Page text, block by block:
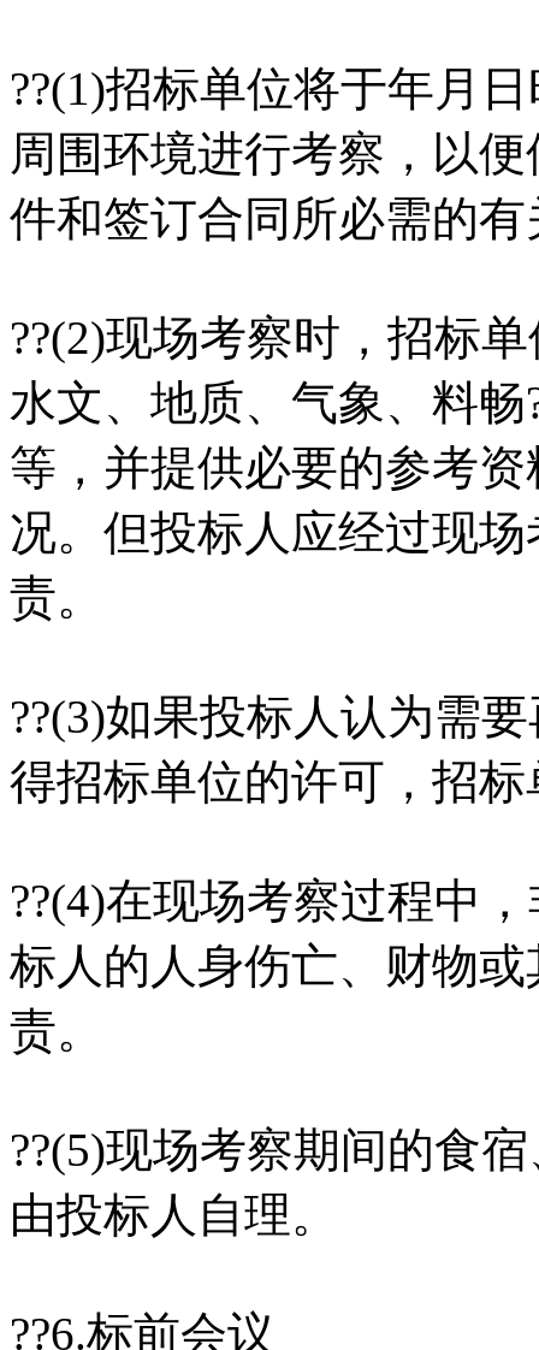
??(1)招标单位将于年月
周围环境进行考察，以
件和签订合同所必需的
??(2)现场考察时，招标
水文、地质、气象、料
等，并提供必要的参考
况。但投标人应经过现
责。
??(3)如果投标人认为需
得招标单位的许可，招
??(4)在现场考察过程中
标人的人身伤亡、财物
责。
??(5)现场考察期间的食
由投标人自理。
??6.标前会议